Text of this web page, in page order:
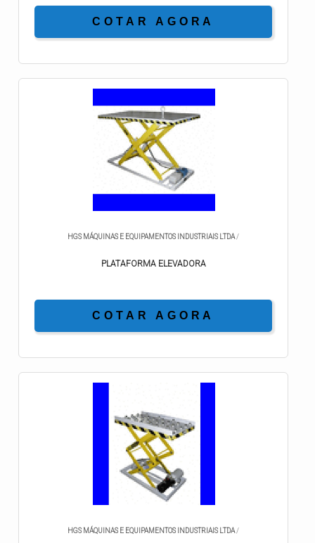
COTAR AGORA
HGS MÁQUINAS E EQUIPAMENTOS INDUSTRIAIS LTDA /
PLATAFORMA ELEVADORA
COTAR AGORA
HGS MÁQUINAS E EQUIPAMENTOS INDUSTRIAIS LTDA /